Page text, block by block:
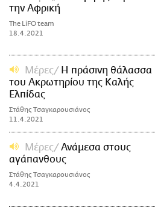
την Αφρική
The LiFO team
18.4.2021
Μέρες
Η πράσινη θάλασσα
του Ακρωτηρίου της Καλής
Ελπίδας
Στάθης Τσαγκαρουσιάνος
11.4.2021
Μέρες
Ανάμεσα στους
αγάπανθους
Στάθης Τσαγκαρουσιάνος
4.4.2021